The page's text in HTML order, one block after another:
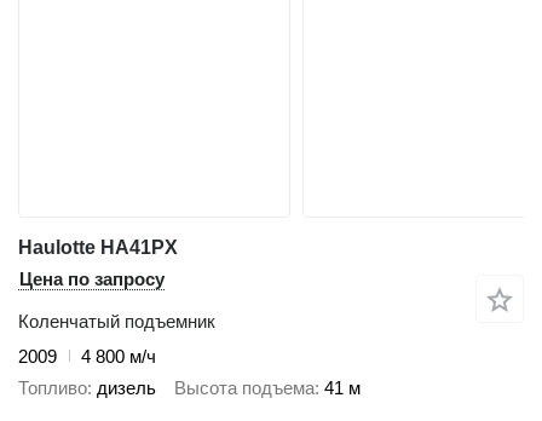
Haulotte HA41PX
Цена по запросу
Коленчатый подъемник
2009
4 800 м/ч
Топливо дизель Высота подъема 41 м